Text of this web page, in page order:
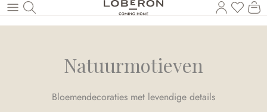
Naar de hoofdinhoud
U
Natuurmotieven
Bloemendecoraties met levendige details